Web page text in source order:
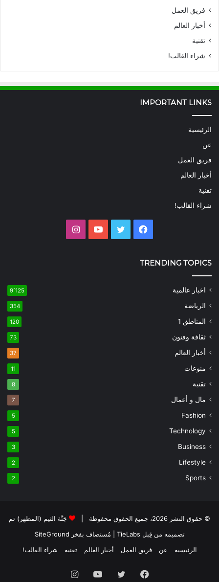
فريق العمل
أخبار العالم
تقنية
شراء القالب!
IMPORTANT LINKS
الرئيسية
عن
فريق العمل
أخبار العالم
تقنية
شراء القالب!
فيسبوك تويتر يوتيوب
TRENDING TOPICS
اخبار عالمية 9٬125
الرياضة 354
المناطق 1 120
ثقافة وفنون 73
أخبار العالم 37
منوعات 11
تقنية 8
مال و أعمال 7
Fashion
5
Technology
5
Business
3
Lifestyle
2
Sports
2
© حقوق النشر 2026، جميع الحقوق محفوظة |
جَنَّة الثيم (المظهر) تم
تصميمه من قِبل TieLabs
| مُستضاف بفخر SiteGround
الرئيسية
عن فريق العمل أخبار العالم تقنية شراء القالب!
فيسبوك تويتر يوتيوب